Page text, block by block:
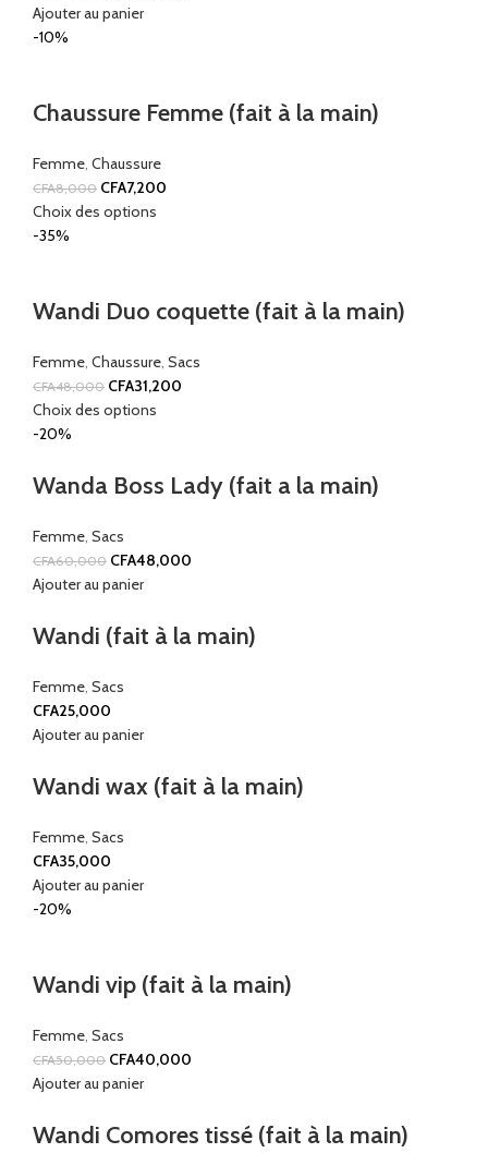
Ajouter au panier
-10%
Chaussure Femme (fait à la main)
Femme Chaussure
CFA8,000 CFA7,200
Choix des options
-35%
Wandi Duo coquette (fait à la main)
Femme Chaussure Sacs
CFA48,000 CFA31,200
Choix des options
-20%
Wanda Boss Lady (fait a la main)
Femme Sacs
CFA60,000 CFA48,000
Ajouter au panier
Wandi (fait à la main)
Femme Sacs
CFA25,000
Ajouter au panier
Wandi wax (fait à la main)
Femme Sacs
CFA35,000
Ajouter au panier
-20%
Wandi vip (fait à la main)
Femme Sacs
CFA50,000 CFA40,000
Ajouter au panier
Wandi Comores tissé (fait à la main)